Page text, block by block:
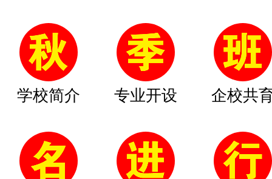
学校简介 专业开设 企校共